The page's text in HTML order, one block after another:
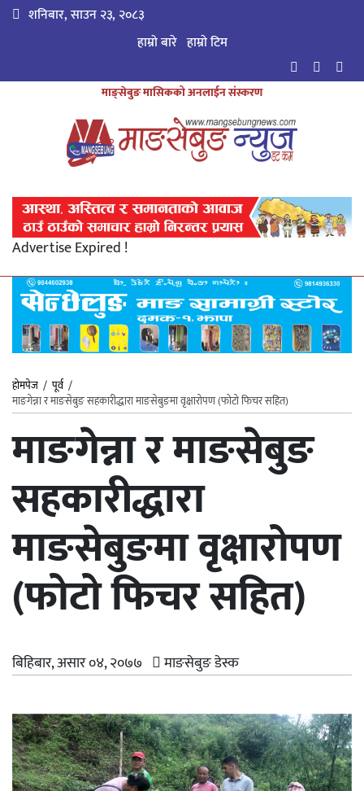
शनिबार, साउन २३, २०८३
हाम्रो बारे हाम्राे टिम
माङ्सेबुङ मासिकको अनलाईन संस्करण
Advertise Expired !
होमपेज /पूर्व/
माङगेन्ना र माङसेबुङ सहकारीद्धारा माङसेबुङमा वृक्षारोपण (फोटो फिचर सहित)
माङगेन्ना र माङसेबुङ
सहकारीद्धारा
माङसेबुङमा वृक्षारोपण
(फोटो फिचर सहित)
बिहिबार, असार ०४, २०७७ माङसेबुङ डेस्क